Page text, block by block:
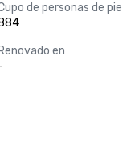
de personas de pie
en